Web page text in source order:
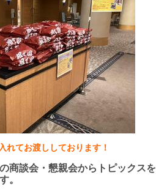
れてお渡ししております！
商談会・懇親会からトピックスを
。